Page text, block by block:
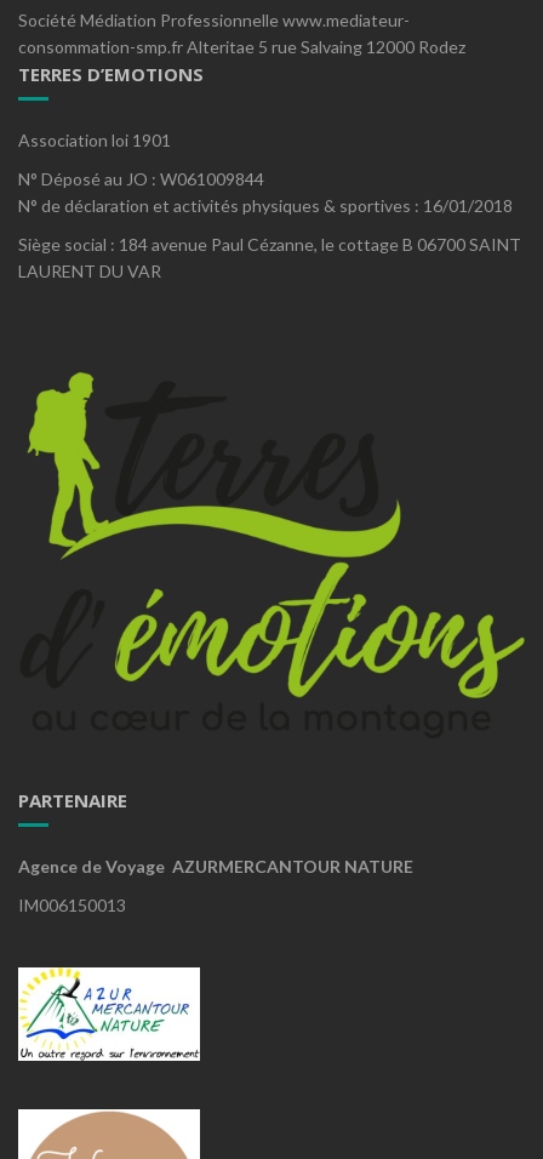
Société Médiation Professionnelle www.mediateur-
consommation-smp.fr Alteritae 5 rue Salvaing 12000 Rodez
TERRES D’EMOTIONS
Association loi 1901
N° Déposé au JO : W061009844
N° de déclaration et activités physiques & sportives : 16/01/2018
Siège social : 184 avenue Paul Cézanne, le cottage B 06700 SAINT
LAURENT DU VAR
PARTENAIRE
Agence de Voyage AZURMERCANTOUR NATURE
IM006150013